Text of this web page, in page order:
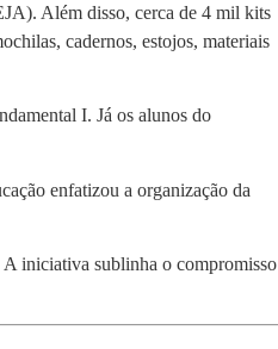
Além disso, cerca de 4 mil kits
cadernos, estojos, materiais
I. Já os alunos do
enfatizou a organização da
A iniciativa sublinha o compromisso